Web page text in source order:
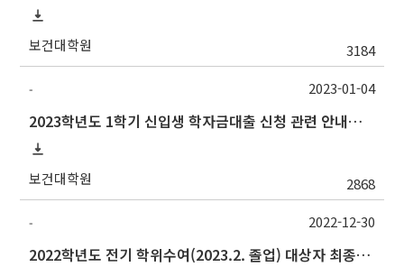
보건대학원 3184
-
2023학년도 1학기 신입생 학자금대출 신청 관련 안내사항
보건대학원 2868
2023-01-04
-
2022학년도 전기 학위수여(2023.2. 졸업) 대상자 최종인준 논문 제출 안내
2022-12-30